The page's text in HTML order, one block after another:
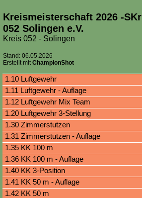
Kreismeisterschaft 2026 -SKr
052 Solingen e.V.
Kreis 052 - Solingen
Stand: 06.05.2026
Erstellt mitChampionShot
1.10 Luftgewehr
1.11 Luftgewehr - Auflage
1.12 Luftgewehr Mix Team
1.20 Luftgewehr 3-Stellung
1.30 Zimmerstutzen
1.31 Zimmerstutzen - Auflage
1.35 KK 100 m
1.36 KK 100 m - Auflage
1.40 KK 3-Position
1.41 KK 50 m - Auflage
1.42 KK 50 m